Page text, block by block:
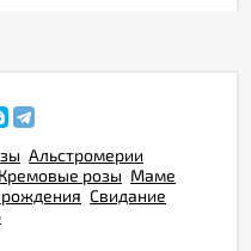
Альстромерии
Кремовые розы Маме
Свидание